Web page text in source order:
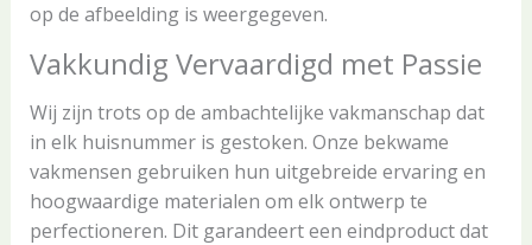
op de afbeelding is weergegeven.
Vakkundig Vervaardigd met Passie
Wij zijn trots op de ambachtelijke vakmanschap dat
in elk huisnummer is gestoken. Onze bekwame
vakmensen gebruiken hun uitgebreide ervaring en
hoogwaardige materialen om elk ontwerp te
perfectioneren. Dit garandeert een eindproduct dat